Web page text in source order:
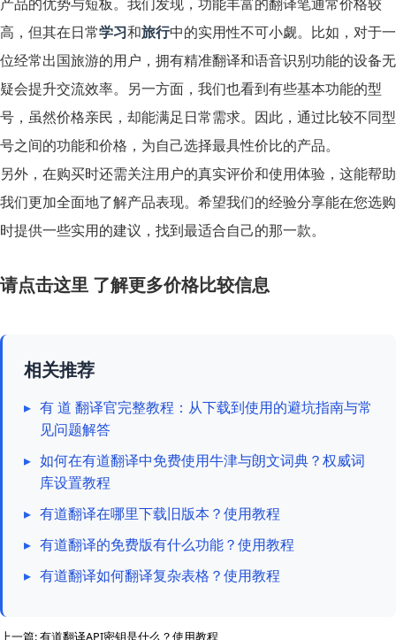
高，但其在日常学习和旅行中的实用性不可小觑。比如，对于一
位经常出国旅游的用户，拥有精准翻译和语音识别功能的设备无
疑会提升交流效率。另一方面，我们也看到有些基本功能的型
号，虽然价格亲民，却能满足日常需求。因此，通过比较不同型
号之间的功能和价格，为自己选择最具性价比的产品。
另外，在购买时还需关注用户的真实评价和使用体验，这能帮助
我们更加全面地了解产品表现。希望我们的经验分享能在您选购
时提供一些实用的建议，找到最适合自己的那一款。
请点击这里 了解更多价格比较信息
相关推荐
▸ 有 道 翻译官完整教程：从下载到使用的避坑指南与常
见问题解答
▸ 如何在有道翻译中免费使用牛津与朗文词典？权威词
库设置教程
▸ 有道翻译在哪里下载旧版本？使用教程
▸ 有道翻译的免费版有什么功能？使用教程
▸ 有道翻译如何翻译复杂表格？使用教程
上一篇:有道翻译API密钥是什么？使用教程